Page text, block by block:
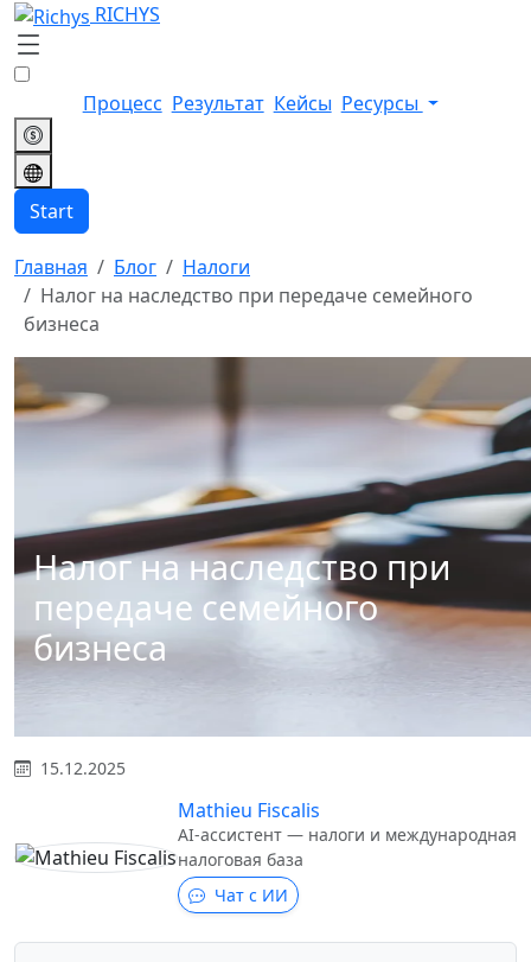
RICHYS
Процесс Результат Кейсы Ресурсы
Start
Главная Блог
Налоги
Налог на наследство при передаче семейного
бизнеса
Налог на наследство при
передаче семейного
бизнеса
15.12.2025
Mathieu Fiscalis
AI-ассистент — налоги и международная
налоговая база
Чат с ИИ